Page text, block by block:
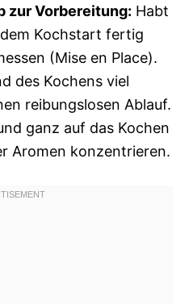
zur Vorbereitung: Habt
Kochstart fertig
(Mise en Place).
des Kochens viel
reibungslosen Ablauf.
ganz auf das Kochen
Aromen konzentrieren.